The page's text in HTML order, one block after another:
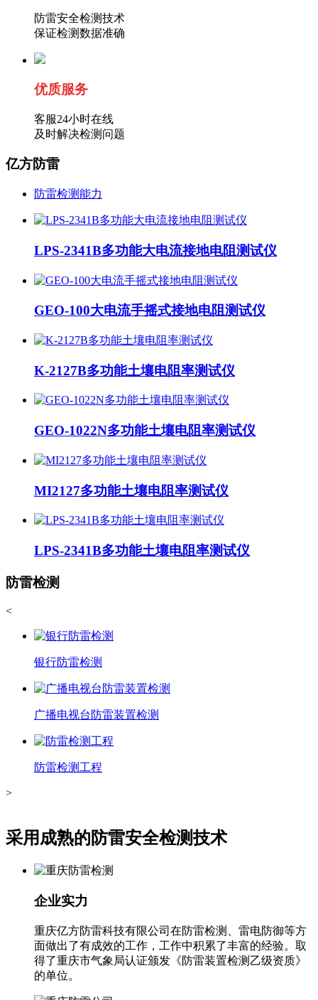
防雷安全检测技术
保证检测数据准确
优质服务
客服24小时在线
及时解决检测问题
亿方防雷
防雷检测能力
LPS-2341B多功能大电流接地电阻测试仪
GEO-100大电流手摇式接地电阻测试仪
K-2127B多功能土壤电阻率测试仪
GEO-1022N多功能土壤电阻率测试仪
MI2127多功能土壤电阻率测试仪
LPS-2341B多功能土壤电阻率测试仪
防雷检测
<
银行防雷检测
广播电视台防雷装置检测
防雷检测工程
>
采用成熟的防雷安全检测技术
企业实力
重庆亿方防雷科技有限公司在防雷检测、雷电防御等方
面做出了有成效的工作，工作中积累了丰富的经验。取
得了重庆市气象局认证颁发《防雷装置检测乙级资质》
的单位。